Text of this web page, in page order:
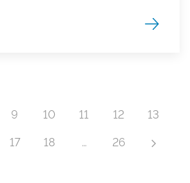
9 10 11 12 13
17 18 … 26